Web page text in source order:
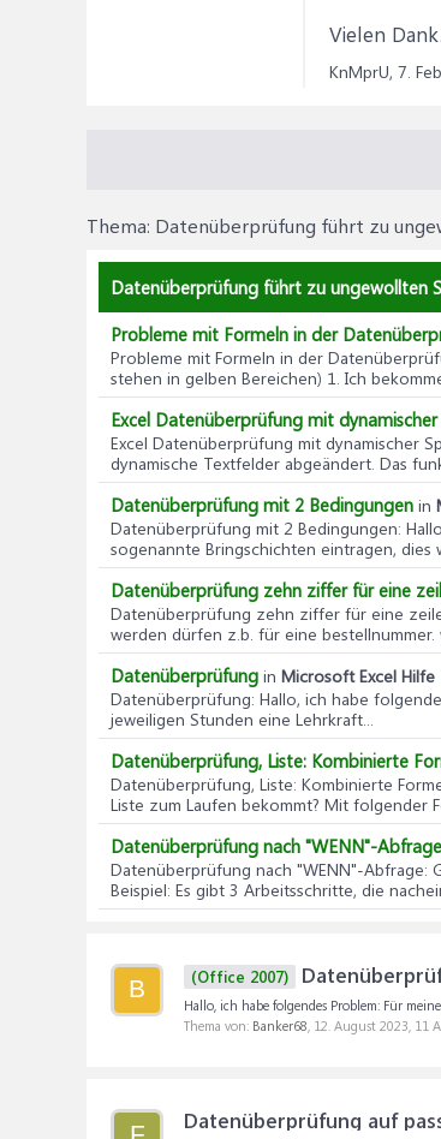
Vielen Dank.
KnMprU, 7.
Thema: Datenüberprüfung führt zu
Datenüberprüfung führt zu ungewollten
Probleme mit Formeln in der
Probleme mit Formeln in der
stehen in gelben Bereichen) 1. Ich
Excel Datenüberprüfung mit
Excel Datenüberprüfung mit dynamischer
dynamische Textfelder abgeändert. Das
Datenüberprüfung mit 2 Bedingungen in
Datenüberprüfung mit 2 Bedingungen:
sogenannte Bringschichten eintragen, dies
Datenüberprüfung zehn ziffer für eine
Datenüberprüfung zehn ziffer für eine
werden dürfen z.b. für eine bestellnummer.
Datenüberprüfung in Microsoft Excel Hilfe
Datenüberprüfung: Hallo, ich habe
jeweiligen Stunden eine Lehrkraft...
Datenüberprüfung, Liste: Kombinierte
Datenüberprüfung, Liste: Kombinierte
Liste zum Laufen bekommt? Mit folgender
Datenüberprüfung nach "WENN"-Abfrage
Datenüberprüfung nach "WENN"-Abfrage:
Beispiel: Es gibt 3 Arbeitsschritte, die
B (Office 2007)
Hallo, ich habe folgendes Problem: Für
Thema von: Banker68, 12. August 2023, 11
Datenüberprüfung auf